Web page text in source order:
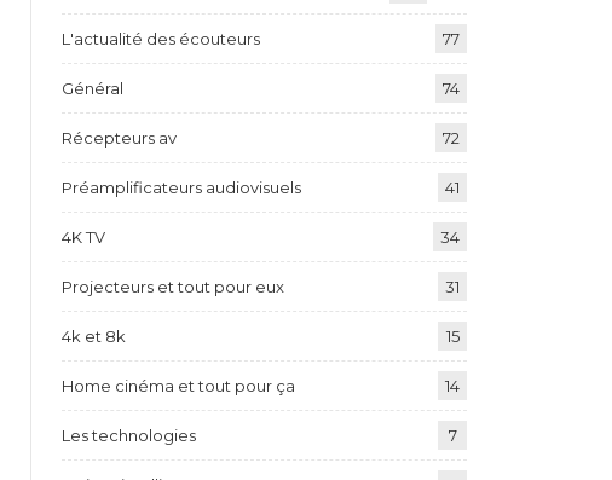
L'actualité des écouteurs 77
Général 74
Récepteurs av 72
Préamplificateurs audiovisuels 41
4K TV 34
Projecteurs et tout pour eux 31
4k et 8k 15
Home cinéma et tout pour ça 14
Les technologies 7